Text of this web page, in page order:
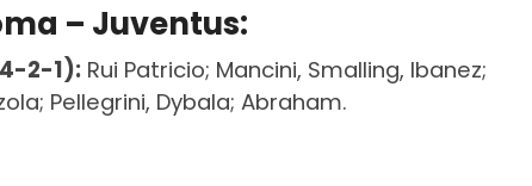
– Juventus:
2-1): Rui Patricio; Mancini, Smalling, Ibanez;
Pellegrini, Dybala; Abraham.